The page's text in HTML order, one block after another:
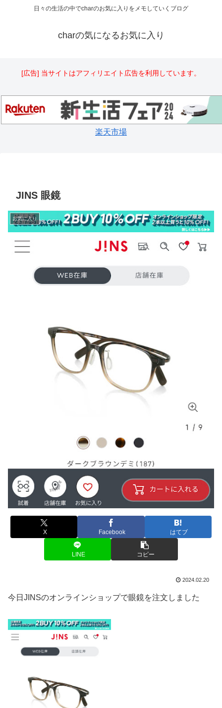
日々の生活の中でcharのお気に入りをメモしていくブログ
charの気になるお気に入り
[広告] 当サイトはアフィリエイト広告を利用しています。
楽天市場
JINS 眼鏡
お気に入り
X Facebook はてブ
LINE コピー
2024.02.20
今日JINSのオンラインショップで眼鏡を注文しました